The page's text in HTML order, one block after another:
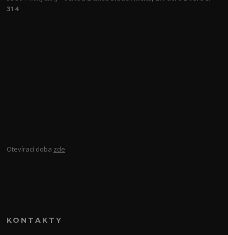
314
Otevírací doba zde
KONTAKTY